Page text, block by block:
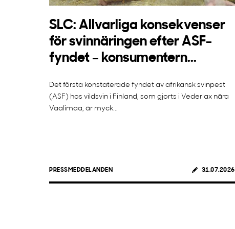
SLC: Allvarliga konsekvenser
för svinnäringen efter ASF-
fyndet – konsumentern...
Det första konstaterade fyndet av afrikansk svinpest
(ASF) hos vildsvin i Finland, som gjorts i Vederlax nära
Vaalimaa, är myck...
PRESSMEDDELANDEN 31.07.2026